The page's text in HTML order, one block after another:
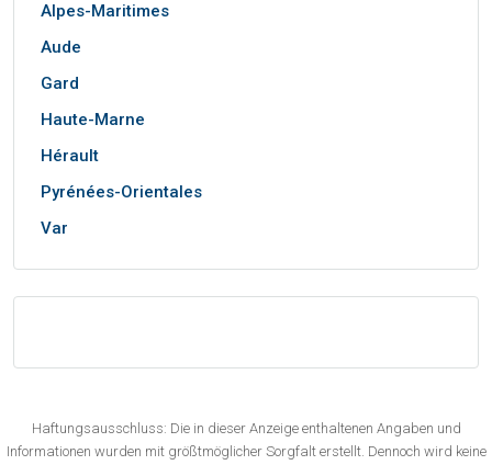
Alpes-Maritimes
Aude
Gard
Haute-Marne
Hérault
Pyrénées-Orientales
Var
Haftungsausschluss: Die in dieser Anzeige enthaltenen Angaben und
Informationen wurden mit größtmöglicher Sorgfalt erstellt. Dennoch wird keine